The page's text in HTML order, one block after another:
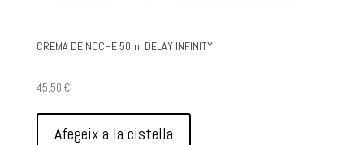
CREMA DE NOCHE 50ml DELAY INFINITY
45,50 €
Afegeix a la cistella